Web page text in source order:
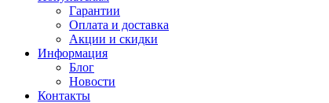
Гарантии
Оплата и доставка
Акции и скидки
Информация
Блог
Новости
Контакты